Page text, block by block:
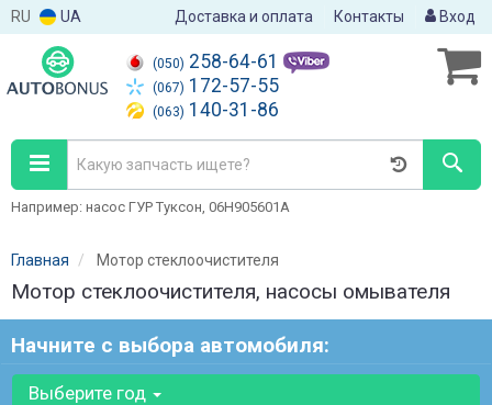
RU UA Доставка и оплата Контакты Вход
(050) 258-64-61
(067) 172-57-55
(063) 140-31-86
Например: насос ГУР Туксон, 06H905601A
Главная Мотор стеклоочистителя
Мотор стеклоочистителя, насосы омывателя
Начните с выбора автомобиля:
Выберите год